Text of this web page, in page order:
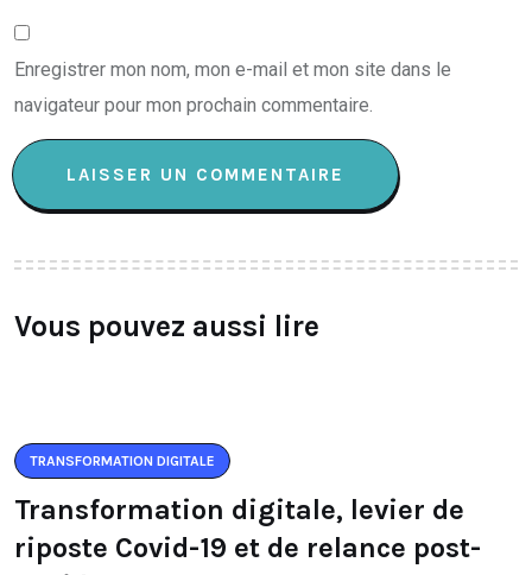
Enregistrer mon nom, mon e-mail et mon site dans le
navigateur pour mon prochain commentaire.
Vous pouvez aussi lire
TRANSFORMATION DIGITALE
Transformation digitale, levier de
riposte Covid-19 et de relance post-